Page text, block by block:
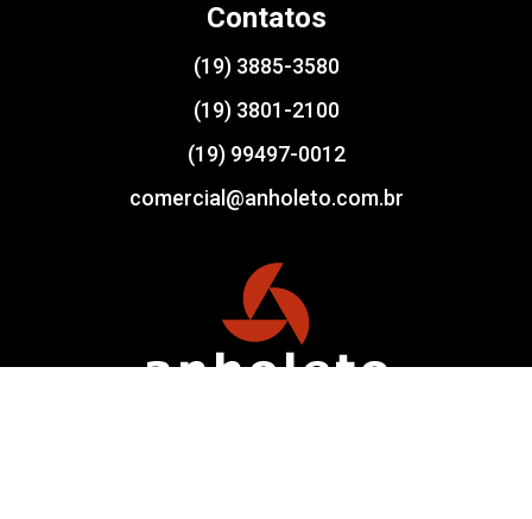
Contatos
(19) 3885-3580
(19) 3801-2100
(19) 99497-0012
comercial@anholeto.com.br